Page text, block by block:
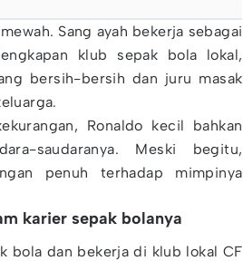
Sang ayah bekerja sebagai
klub sepak bola lokal,
bersih-bersih dan juru masak
Ronaldo kecil bahkan
saudaranya. Meski begitu,
penuh terhadap mimpinya
karier sepak bolanya
bola dan bekerja di klub lokal CF